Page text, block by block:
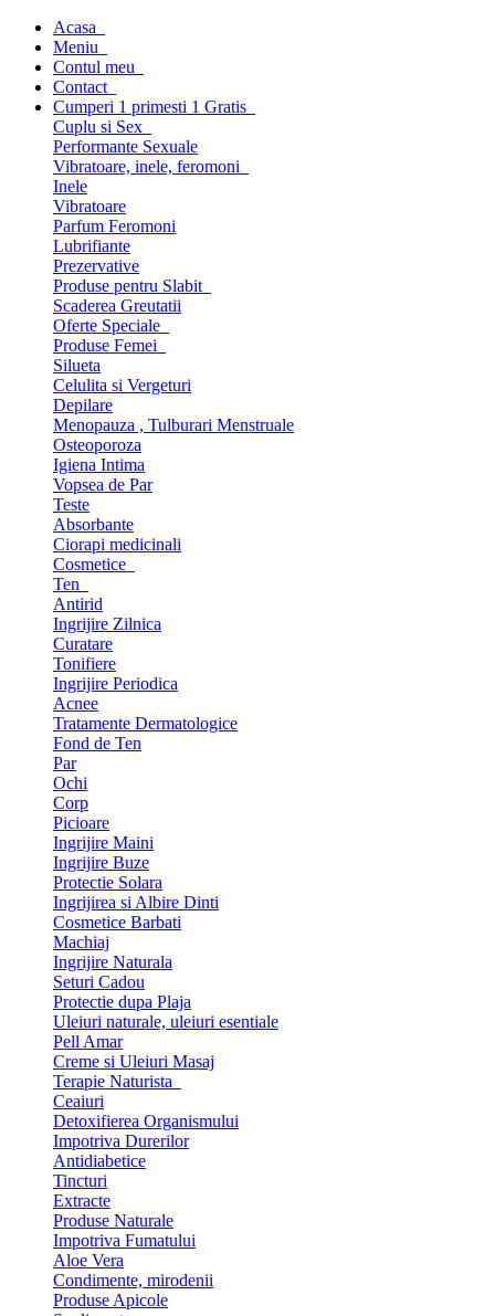
Acasa
Meniu
Contul meu
Contact
Cumperi 1 primesti 1 Gratis
Cuplu si Sex
Performante Sexuale
Vibratoare, inele, feromoni
Inele
Vibratoare
Parfum Feromoni
Lubrifiante
Prezervative
Produse pentru Slabit
Scaderea Greutatii
Oferte Speciale
Produse Femei
Silueta
Celulita si Vergeturi
Depilare
Menopauza , Tulburari Menstruale
Osteoporoza
Igiena Intima
Vopsea de Par
Teste
Absorbante
Ciorapi medicinali
Cosmetice
Ten
Antirid
Ingrijire Zilnica
Curatare
Tonifiere
Ingrijire Periodica
Acnee
Tratamente Dermatologice
Fond de Ten
Par
Ochi
Corp
Picioare
Ingrijire Maini
Ingrijire Buze
Protectie Solara
Ingrijirea si Albire Dinti
Cosmetice Barbati
Machiaj
Ingrijire Naturala
Seturi Cadou
Protectie dupa Plaja
Uleiuri naturale, uleiuri esentiale
Pell Amar
Creme si Uleiuri Masaj
Terapie Naturista
Ceaiuri
Detoxifierea Organismului
Impotriva Durerilor
Antidiabetice
Tincturi
Extracte
Produse Naturale
Impotriva Fumatului
Aloe Vera
Condimente, mirodenii
Produse Apicole